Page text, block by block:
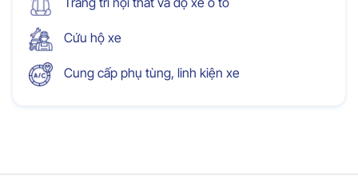
Cứu hộ xe
Cung cấp phụ tùng, linh kiện xe